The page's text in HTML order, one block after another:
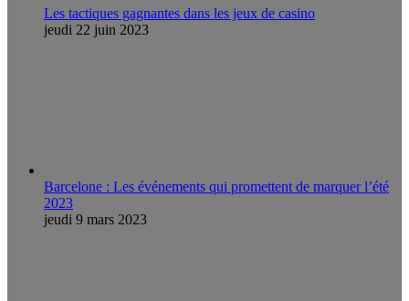
Les tactiques gagnantes dans les jeux de casino
jeudi 22 juin 2023
Barcelone : Les événements qui promettent de marquer l’été
2023
jeudi 9 mars 2023